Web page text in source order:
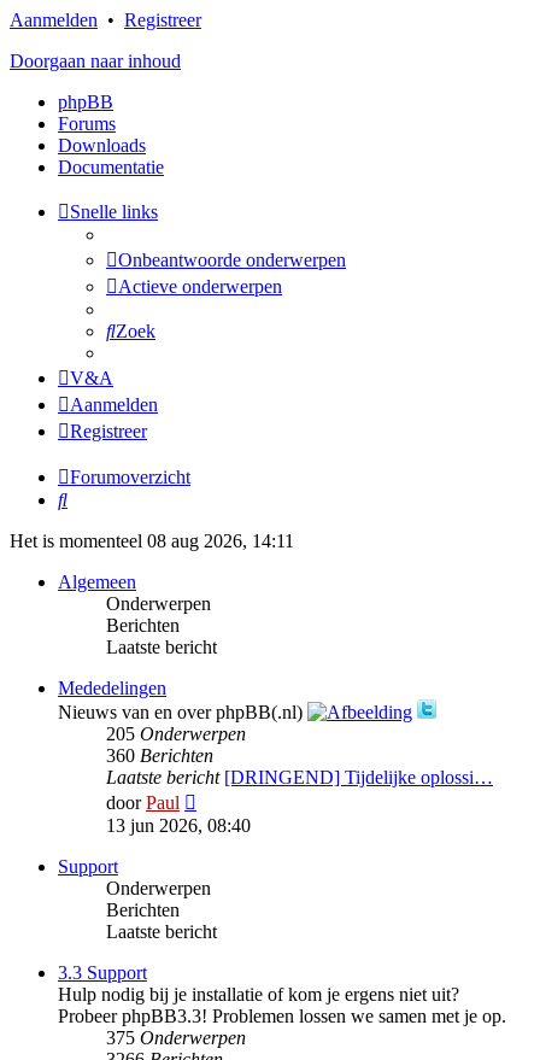
Aanmelden • Registreer
Doorgaan naar inhoud
phpBB
Forums
Downloads
Documentatie
Snelle links
Onbeantwoorde onderwerpen
Actieve onderwerpen
Zoek
V&A
Aanmelden
Registreer
Forumoverzicht
Zoek
Het is momenteel 08 aug 2026, 14:11
Algemeen
Onderwerpen
Berichten
Laatste bericht
Mededelingen
Nieuws van en over phpBB(.nl)
205 Onderwerpen
360 Berichten
Laatste bericht [DRINGEND] Tijdelijke oplossi…
doorPaul
laatste
bericht
13 jun 2026, 08:40
Support
Onderwerpen
Berichten
Laatste bericht
3.3 Support
Hulp nodig bij je installatie of kom je ergens niet uit?
Probeer phpBB3.3! Problemen lossen we samen met je op.
375 Onderwerpen